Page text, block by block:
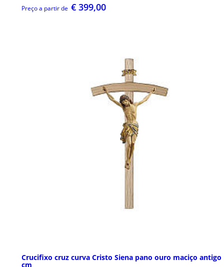
Preço a partir de € 399,00
Crucifixo cruz curva Cristo Siena pano ouro maciço antigo
cm